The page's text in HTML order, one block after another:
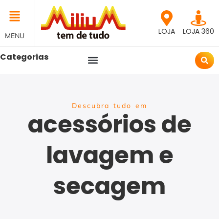
MENU LOJA LOJA 360
Categorias
Descubra tudo em
acessórios de
lavagem e
secagem